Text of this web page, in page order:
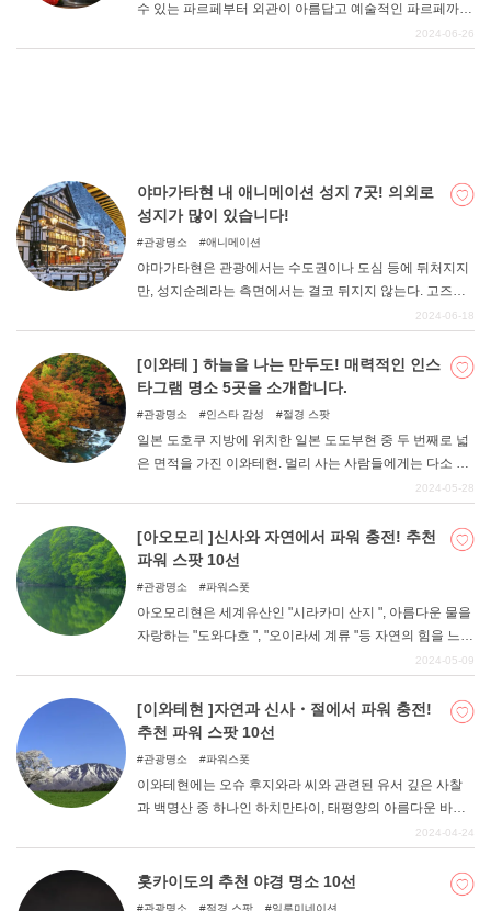
수 있는 파르페부터 외관이 아름답고 예술적인 파르페까지
다양한 파르페를 즐길 수 있다. 이번에는 삿포로 출신인 필
2024-06-26
야마가타현 내 애니메이션 성지 7곳! 의외로
성지가 많이 있습니다!
관광명소 애니메이션
야마가타현은 관광에서는 수도권이나 도심 등에 뒤처지지
만, 성지순례라는 측면에서는 결코 뒤지지 않는다. 고즈넉
한 역사를 느낄 수 있는 이 도시는 유일무이하며, 많은 창작
은 작품 속에 야마가타현을 등장시키기도 한다. 좋아하는
작품의 성지, 꼭 한 번 방문해 보세요.
2024-06-18
[이와테 ] 하늘을 나는 만두도! 매력적인 인스
타그램 명소 5곳을 소개합니다.
관광명소 인스타 감성 절경 스팟
일본 도호쿠 지방에 위치한 일본 도도부현 중 두 번째로 넓
은 면적을 가진 이와테현. 멀리 사는 사람들에게는 다소 여
행지 후보로 꼽히기 어려운 현일지도 모르지만, 사실 바다
는 것을 알고 계셨나요? 이번에는 그 이와테현에서 사진 찍
기 좋은 명소 5곳을 소개합니다. 다음 휴일의 여행지 후보
에 꼭 포함시켜 보시기 바랍니다.
2024-05-28
[아오모리 ]신사와 자연에서 파워 충전! 추천
파워 스팟 10선
관광명소 파워스폿
아오모리현은 세계유산인 "시라카미 산지 ", 아름다운 물을
자랑하는 "도와다호 ", "오이라세 계류 "등 자연의 힘을 느낄
수 있는 곳이 많다. 역사가 깊은 사찰과 불각도 많기 때문에
연의 힘을 받을 수 있는 파워 스폿을 둘러보자.
2024-05-09
[이와테현 ]자연과 신사・절에서 파워 충전!
추천 파워 스팟 10선
관광명소 파워스폿
이와테현에는 오슈 후지와라 씨와 관련된 유서 깊은 사찰
과 백명산 중 하나인 하치만타이, 태평양의 아름다운 바다
등 파워를 느낄 수 있는 장소가 많이 있습니다. 사찰과 불각
파워 스폿 순례를 떠나보는 것은 어떨까. 이와테현의 추천
파워 스폿 10곳을 소개합니다.
2024-04-24
홋카이도의 추천 야경 명소 10선
관광명소 절경 스팟 일루미네이션